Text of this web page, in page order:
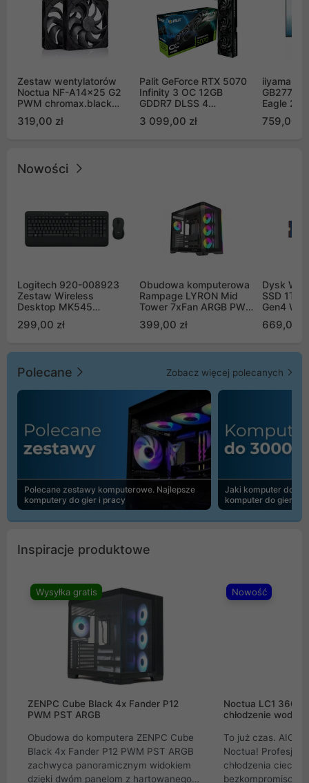
Zestaw wentylatorów
Noctua NF-A14x25 G2
PWM chromax.black
Push Pull (2szt)
319,00 zł
Palit GeForce RTX 5070
Infinity 3 OC 12GB
GDDR7 DLSS 4
GB2050S)
3 099,00 zł
iiyama G-
Eagle 27"
759,00 zł
Nowości
Logitech 920-008923
Zestaw Wireless
Desktop MK545
299,00 zł
Obudowa komputerowa
Rampage LYRON Mid
Tower 7xFan ARGB PWM
399,00 zł
Dysk WD
SSD 1TB
Gen4
669,00
Polecane Zobacz więcej polecanych
Polecane zestawy komputerowe. Najlepsze
komputery do gier i pracy
Jaki komputer do
komputer do gier |
Inspiracje produktowe
Wysyłka gratis
ZENPC Cube Black 4x Fander P12
PWM PST ARGB
Obudowa do komputera ZENPC Cube
Black 4x Fander P12 PWM PST ARGB
zachwyca panoramicznym widokiem
dzięki dwóm panelom z hartowanego
Nowość
Noctua LC1
chłodzenie wodne
To już czas. AIO
Noctua!
chłodzenia cieczą